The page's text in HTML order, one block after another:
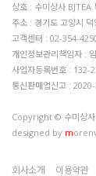
상호 : 수미상사 BJTEA
주소 : 경기도 고양시
고객센터 : 02-354-
개인정보관리책임자 :
사업자등록번호 : 132-
통신판매업신고 :
Copyright © 수미상
designed by m
회사소개 이용약관